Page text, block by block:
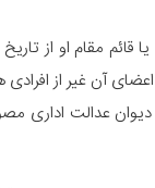
رسیدگی به این کمیسیون دیگر ماده 100 خواهد